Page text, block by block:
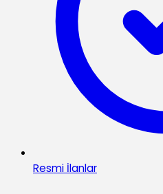
Resmi İlanlar